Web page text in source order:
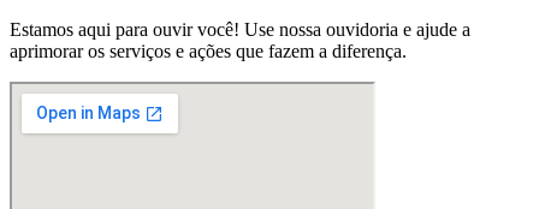
Estamos aqui para ouvir você! Use nossa ouvidoria e ajude a
aprimorar os serviços e ações que fazem a diferença.